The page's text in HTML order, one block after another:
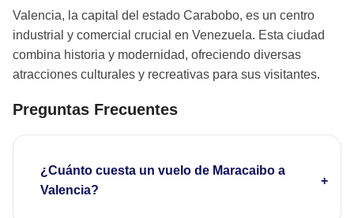
Valencia, la capital del estado Carabobo, es un centro
industrial y comercial crucial en Venezuela. Esta ciudad
combina historia y modernidad, ofreciendo diversas
atracciones culturales y recreativas para sus visitantes.
Preguntas Frecuentes
¿Cuánto cuesta un vuelo de Maracaibo a
Valencia?